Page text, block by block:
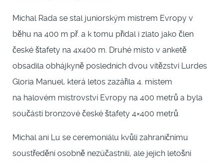
Michal Rada se stal juniorským mistrem Evropy v
běhu na 400 m př. a k tomu přidal i zlato jako člen
české štafety na 4x400 m. Druhé místo v anketě
obsadila obhájkyně posledních dvou vítězství Lurdes
Gloria Manuel, která letos zazářila 4. místem
na halovém mistrovství Evropy na 400 metrů a byla
součástí bronzové české štafety 4×400 metrů.
Michal ani Lu se ceremoniálu kvůli zahraničnímu
soustředění osobně nezúčastnili, ale jejich letošní